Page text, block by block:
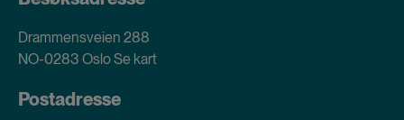
Drammensveien 288
NO-0283 OsloSe kart
Postadresse